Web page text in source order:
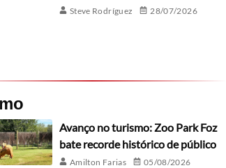
Steve Rodríguez 28/07/2026
Avanço no turismo: Zoo Park Foz
bate recorde histórico de público
Amilton Farias 05/08/2026